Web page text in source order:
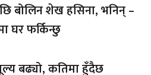
बोलिन शेख हसिना, भनिन् –
घर फर्किन्छु
बढ्यो, कतिमा हुँदैछ